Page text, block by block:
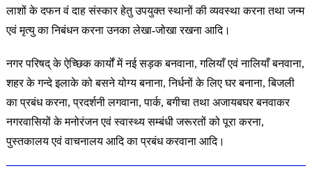
लाशों के दफन वं दाह संस्कार हेतु उपयुक्त स्थानों की व्यवस्था करना तथा जन्म
एवं मृत्यु का निबंधन करना उनका लेखा-जोखा रखना आदि।
नगर परिषद् के ऐच्छिक कार्यों में नई सड़क बनवाना, गलियाँ एवं नालियाँ बनवाना,
शहर के गन्दे इलाके को बसने योग्य बनाना, निर्धनों के लिए घर बनाना, बिजली
का प्रबंध करना, प्रदर्शनी लगवाना, पार्क, बगीचा तथा अजायबघर बनवाकर
नगरवासियों के मनोरंजन एवं स्वास्थ्य सम्बंधी जरूरतों को पूरा करना,
पुस्तकालय एवं वाचनालय आदि का प्रबंध करवाना आदि।